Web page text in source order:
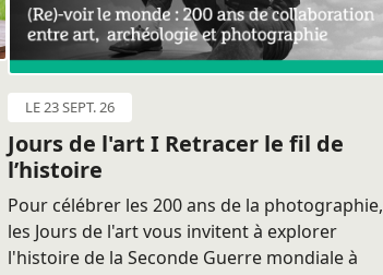
LE 23 SEPT. 26
Jours de l'art I Retracer le fil de
l’histoire
Pour célébrer les 200 ans de la photographie,
les Jours de l'art vous invitent à explorer
l'histoire de la Seconde Guerre mondiale à